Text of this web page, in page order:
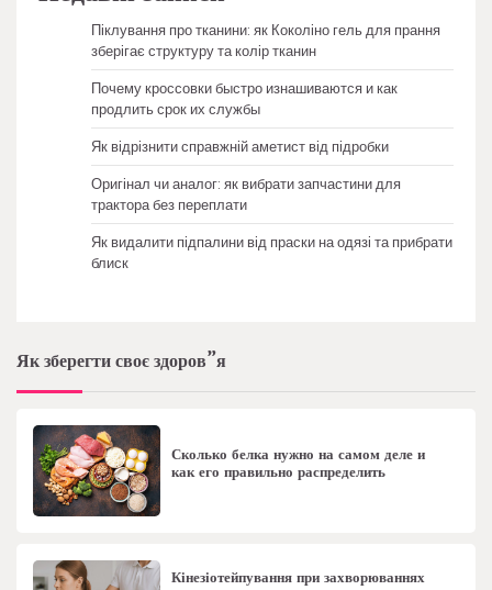
Піклування про тканини: як Коколіно гель для прання
зберігає структуру та колір тканин
Почему кроссовки быстро изнашиваются и как
продлить срок их службы
Як відрізнити справжній аметист від підробки
Оригінал чи аналог: як вибрати запчастини для
трактора без переплати
Як видалити підпалини від праски на одязі та прибрати
блиск
Як зберегти своє здоров”я
Сколько белка нужно на самом деле и
как его правильно распределить
Кінезіотейпування при захворюваннях